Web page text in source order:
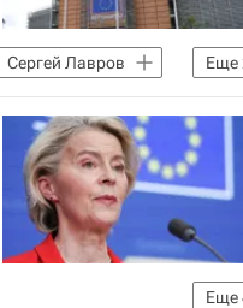
Еще
Сергей Лавров
Еще